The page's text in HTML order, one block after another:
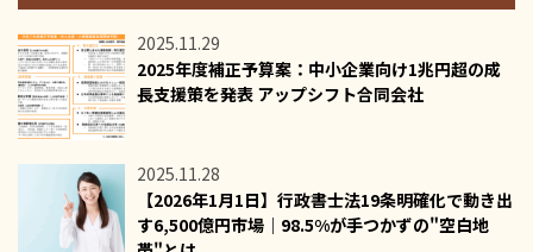
2025.11.29
2025年度補正予算案：中小企業向け1兆円超の成
長支援策を発表 アップシフト合同会社
2025.11.28
【2026年1月1日】行政書士法19条明確化で動き出
す6,500億円市場｜98.5%が手つかずの"空白地